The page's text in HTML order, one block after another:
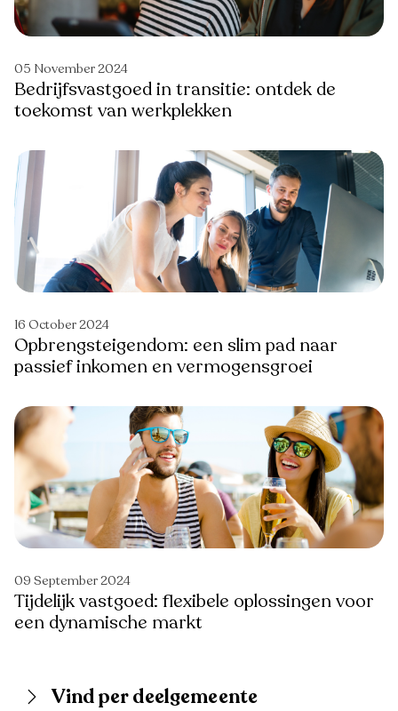
05 November 2024
Bedrijfsvastgoed in transitie: ontdek de
toekomst van werkplekken
16 October 2024
Opbrengsteigendom: een slim pad naar
passief inkomen en vermogensgroei
09 September 2024
Tijdelijk vastgoed: flexibele oplossingen voor
een dynamische markt
Vind per deelgemeente